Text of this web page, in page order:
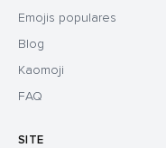
Emojis populares
Blog
Kaomoji
FAQ
SITE